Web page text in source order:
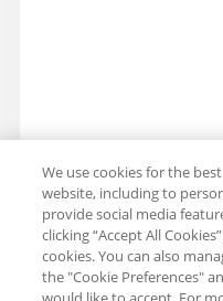
We use cookies for the
website, including to
provide social media
clicking “Accept All
cookies. You can also
the "Cookie Preferences"